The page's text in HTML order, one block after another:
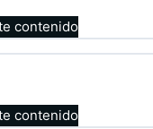
contenido
contenido